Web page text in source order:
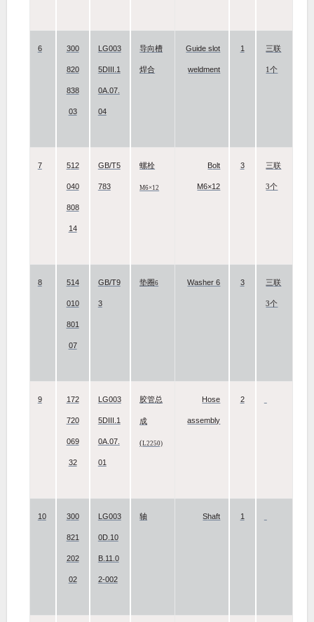
6 300
820
838
03
LG003
5DIII.1
0A.07.
04
导向槽
焊合
Guide slot
weldment
1 三联
1个
7 512
040
808
14
GB/T5
783
螺栓
M6×12
Bolt
M6×12
3 三联
3个
8 514
010
801
07
GB/T9
3
垫圈6 Washer 6 3 三联
3个
9 172
720
069
32
LG003
5DIII.1
0A.07.
01
胶管总
成
(L2250)
Hose
assembly
2
10 300
821
202
02
LG003
0D.10
B.11.0
2-002
轴 Shaft 1